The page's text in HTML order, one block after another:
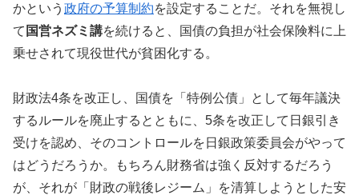
かという 政府の予算制約を設定することだ。それを無視し
て 国営ネズミ講を続けると、国債の負担が社会保険料に上
乗せされて現役世代が貧困化する。
財政法4条を改正し、国債を「特例公債」として毎年議決
するルールを廃止するとともに、5条を改正して日銀引き
受けを認め、そのコントロールを日銀政策委員会がやって
はどうだろうか。もちろん財務省は強く反対するだろう
が、それが「財政の戦後レジーム」を清算しようとした安